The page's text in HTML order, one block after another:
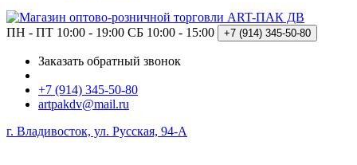
ПН - ПТ 10:00 - 19:00 СБ 10:00 - 15:00 +7 (914) 345-50-80
Заказать обратный звонок
+7 (914) 345-50-80
artpakdv@mail.ru
г. Владивосток, ул. Русская, 94-А